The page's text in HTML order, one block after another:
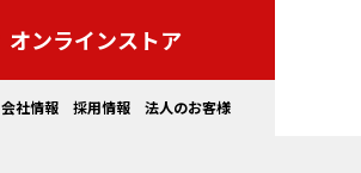
オンラインストア
会社情報 採用情報 法人のお客様